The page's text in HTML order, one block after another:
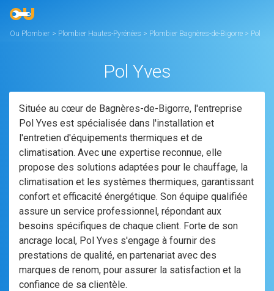
Ou Plombier > Plombier Hautes-Pyrénées > Plombier Bagnères-de-Bigorre > Pol
Pol Yves
Située au cœur de Bagnères-de-Bigorre, l'entreprise
Pol Yves est spécialisée dans l'installation et
l'entretien d'équipements thermiques et de
climatisation. Avec une expertise reconnue, elle
propose des solutions adaptées pour le chauffage, la
climatisation et les systèmes thermiques, garantissant
confort et efficacité énergétique. Son équipe qualifiée
assure un service professionnel, répondant aux
besoins spécifiques de chaque client. Forte de son
ancrage local, Pol Yves s'engage à fournir des
prestations de qualité, en partenariat avec des
marques de renom, pour assurer la satisfaction et la
confiance de sa clientèle.